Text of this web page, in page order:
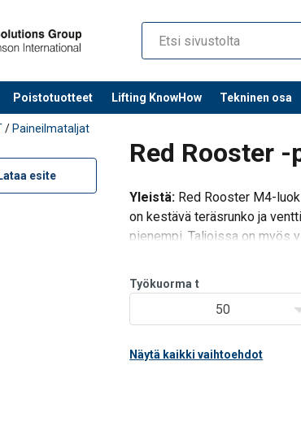
Poistotuotteet Lifting KnowHow Tekninen osa
/ Paineilmataljat
Red Rooster
Lataa esite
Yleistä: Red Rooster M4-
on kestävä teräsrunko ja
pienempi. Taljoissa on myös
Vakio-ominaisuudet:
- Tarkka portaaton
Työkuorma t
50
Näytä kaikki vaihtoehdot